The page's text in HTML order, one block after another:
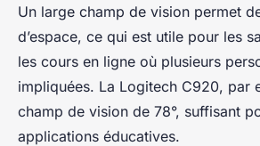
Un large champ de vision permet
d’espace, ce qui est utile pour les
les cours en ligne où plusieurs
impliquées. La Logitech C920, par
champ de vision de 78°, suffisant
applications éducatives.